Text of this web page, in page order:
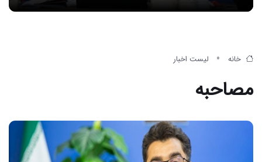
خانه لیست اخبار
مصاحبه